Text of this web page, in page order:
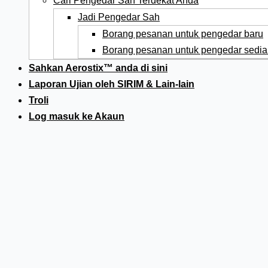
Jadi Pengedar Sah
Borang pesanan untuk pengedar baru
Borang pesanan untuk pengedar
Sahkan Aerostix™ anda di sini
Laporan Ujian oleh SIRIM & Lain-lain
Troli
Log masuk ke Akaun